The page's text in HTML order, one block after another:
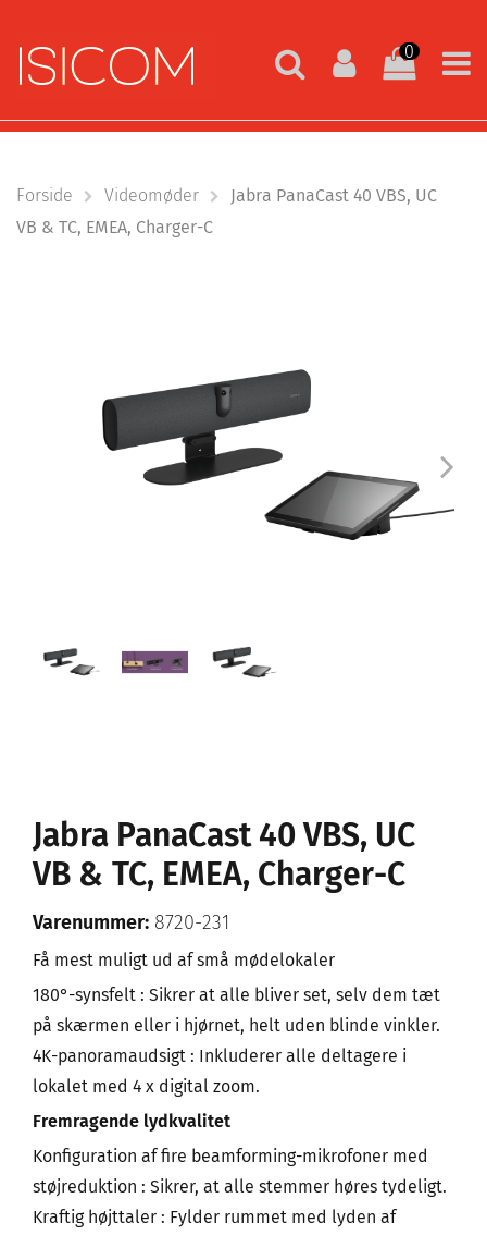
0
Forside Videomøder
Jabra PanaCast 40 VBS, UC
VB & TC, EMEA, Charger-C
Jabra PanaCast 40 VBS, UC
VB & TC, EMEA, Charger-C
Varenummer: 8720-231
Få mest muligt ud af små mødelokaler
180°-synsfelt : Sikrer at alle bliver set, selv dem tæt
på skærmen eller i hjørnet, helt uden blinde vinkler.
4K-panoramaudsigt : Inkluderer alle deltagere i
lokalet med 4 x digital zoom.
Fremragende lydkvalitet
Konfiguration af fire beamforming-mikrofoner med
støjreduktion : Sikrer, at alle stemmer høres tydeligt.
Kraftig højttaler : Fylder rummet med lyden af